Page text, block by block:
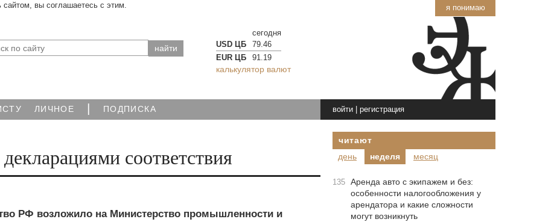
я понимаю
сайтом, вы соглашаетесь с этим.
сегодня
USD ЦБ
79.46
EUR ЦБ
91.19
калькулятор валют
ЛИЧНОЕ | ПОДПИСКА войти| регистрация
соответствия
РФ возложило на Министерство промышленности и
читают
день
неделя месяц
135 Аренда авто с экипажем и без:
особенности налогообложения у
арендатора и какие сложности
могут возникнуть